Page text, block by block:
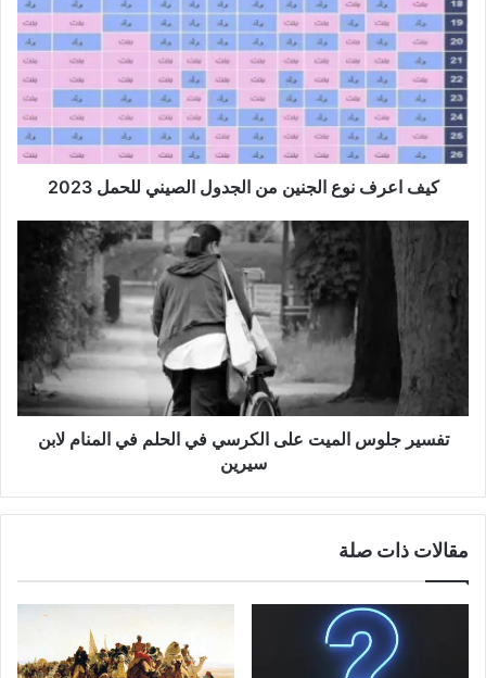
كيف اعرف نوع الجنين من الجدول الصيني للحمل 2023
تفسير جلوس الميت على الكرسي في الحلم في المنام لابن
سيرين
مقالات ذات صلة